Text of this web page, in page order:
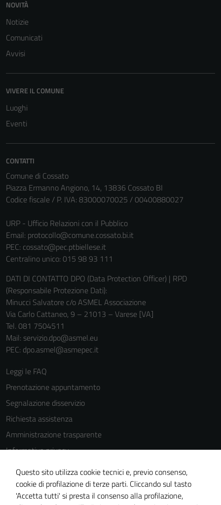
NOVITÀ
Notizie
Comunicati
Avvisi
VIVERE IL COMUNE
Luoghi
Eventi
CONTATTI
Comune di Cossato
Piazza Ermanno Angiono, 14, 13836 Cossato BI
Codice fiscale / P. IVA: 83000070025 / 00400880027
URP - Ufficio Relazioni con il Pubblico
Email: protocollo@comune.cossato.bi.it
PEC: cossato@pec.ptbiellese.it
Centralino unico: 015 98 93 111
DATI DI CONTATTO DPO (Data Protection Officer) | RPD
(Responsabile Protezione Dati):
Minucci Salvatore c/o ASMEL Associazione
Via Carlo Cattaneo, 9 – 21013 – Varese [VA]
Tel. 081 7504511
Mail: servizio.dpo@asmel.eu
PEC: dpo.asmel@asmepec.it
Leggi le FAQ
Prenotazione appuntamento
Segnalazione disservizio
Richiesta assistenza
Amministrazione trasparente
Informativa privacy
Cookie Policy
Note legali
Dichiarazione di accessibilità
Questo sito utilizza cookie tecnici e, previo consenso,
cookie di profilazione di terze parti. Cliccando sul tasto
'Accetta tutti' si presta il consenso alla profilazione,
funzionamento
non raccolgono